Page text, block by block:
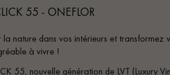
55 - ONEFLOR
la nature dans vos intérieurs et
à vivre !
55, nouvelle génération de LVT (Luxury